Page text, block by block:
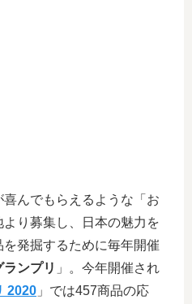
んでもらえるような「お
り募集し、日本の魅力を
発掘するために毎年開催
ンプリ 」。今年開催され
2020 」では457商品の応